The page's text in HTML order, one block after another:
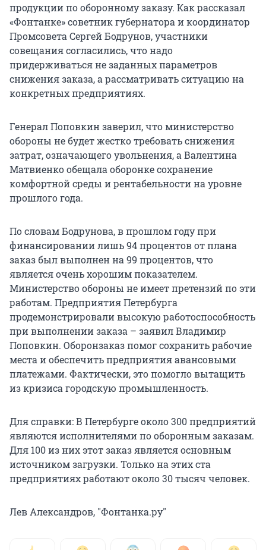
продукции по оборонному заказу. Как рассказал
«Фонтанке» советник губернатора и координатор
Промсовета Сергей Бодрунов, участники
совещания согласились, что надо
придерживаться не заданных параметров
снижения заказа, а рассматривать ситуацию на
конкретных предприятиях.
Генерал Поповкин заверил, что министерство
обороны не будет жестко требовать снижения
затрат, означающего увольнения, а Валентина
Матвиенко обещала оборонке сохранение
комфортной среды и рентабельности на уровне
прошлого года.
По словам Бодрунова, в прошлом году при
финансировании лишь 94 процентов от плана
заказ был выполнен на 99 процентов, что
является очень хорошим показателем.
Министерство обороны не имеет претензий по эти
работам. Предприятия Петербурга
продемонстрировали высокую работоспособность
при выполнении заказа – заявил Владимир
Поповкин. Оборонзаказ помог сохранить рабочие
места и обеспечить предприятия авансовыми
платежами. Фактически, это помогло вытащить
из кризиса городскую промышленность.
Для справки: В Петербурге около 300 предприятий
являются исполнителями по оборонным заказам.
Для 100 из них этот заказ является основным
источником загрузки. Только на этих ста
предприятиях работают около 30 тысяч человек.
Лев Александров, "Фонтанка.ру"